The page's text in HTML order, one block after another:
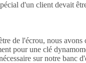
d'un client devait
de l'écrou, nous avons
pour une clé
sur notre banc